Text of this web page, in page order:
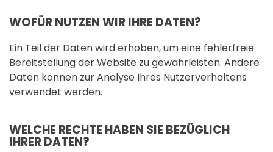
WOFÜR NUTZEN WIR IHRE DATEN?
Ein Teil der Daten wird erhoben, um eine fehlerfreie
Bereitstellung der Website zu gewährleisten. Andere
Daten können zur Analyse Ihres Nutzerverhaltens
verwendet werden.
WELCHE RECHTE HABEN SIE BEZÜGLICH
IHRER DATEN?